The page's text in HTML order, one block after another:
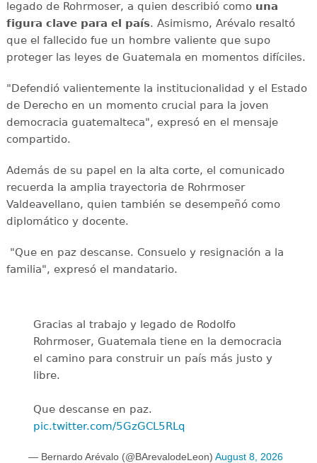
legado de Rohrmoser, a quien describió comouna
figura clave para el país. Asimismo, Arévalo resaltó
que el fallecido fue un hombre valiente que supo
proteger las leyes de Guatemala en momentos difíciles.
"Defendió valientemente la institucionalidad y el Estado
de Derecho en un momento crucial para la joven
democracia guatemalteca", expresó en el mensaje
compartido.
Además de su papel en la alta corte, el comunicado
recuerda la amplia trayectoria de Rohrmoser
Valdeavellano, quien también se desempeñó como
diplomático y docente.
"Que en paz descanse. Consuelo y resignación a la
familia", expresó el mandatario.
Gracias al trabajo y legado de Rodolfo
Rohrmoser, Guatemala tiene en la democracia
el camino para construir un país más justo y
libre.
Que descanse en paz.
pic.twitter.com/5GzGCL5RLq
— Bernardo Arévalo (@BArevalodeLeon) August 8, 2026